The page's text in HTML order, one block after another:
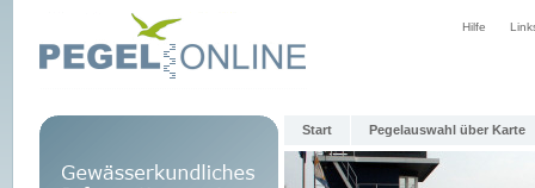
Hilfe
Start Pegelauswahl über Karte